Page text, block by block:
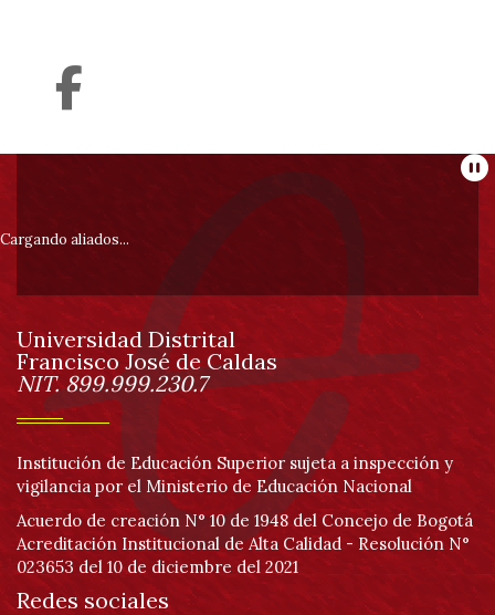
Información
pie
de
página
Cargando aliados...
Información
Universidad Distrital
Francisco José de Caldas
NIT. 899.999.230.7
Institución de Educación Superior sujeta a inspección y
vigilancia por el Ministerio de Educación Nacional
Acuerdo de creación N° 10 de 1948 del Concejo de Bogotá
Acreditación Institucional de Alta Calidad - Resolución N°
023653 del 10 de diciembre del 2021
Redes sociales